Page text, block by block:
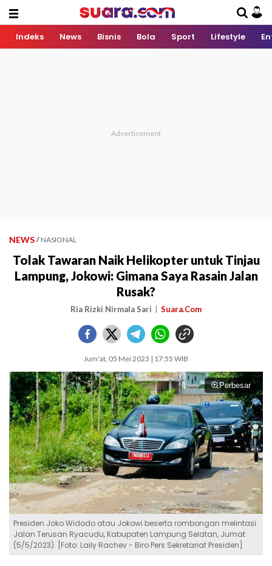
Indeks News Bisnis Bola Sport Lifestyle
NEWS / NASIONAL
Tolak Tawaran Naik Helikopter untuk Tinjau
Lampung, Jokowi: Gimana Saya Rasain Jalan
Rusak?
Ria Rizki Nirmala Sari Suara.Com
Jum'at, 05 Mei 2023 | 17:55 WIB
Perbesar
Presiden Joko Widodo atau Jokowi beserta rombongan melintasi
Jalan Terusan Ryacudu, Kabupaten Lampung Selatan, Jumat
(5/5/2023). [Foto: Laily Rachev - Biro Pers Sekretariat Presiden]